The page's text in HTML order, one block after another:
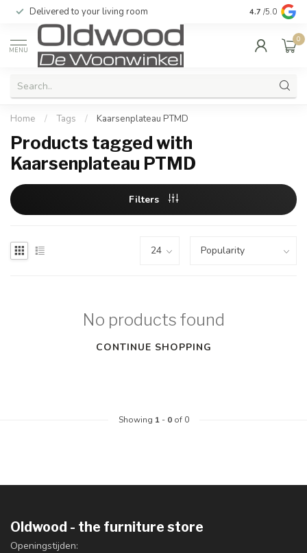
Delivered to your living room Quality &
4.7 /5.0
MENU
0
Home / Tags / Kaarsenplateau PTMD
Products tagged with
Kaarsenplateau PTMD
Filters
No products found
CONTINUE SHOPPING
Showing 1- 0of 0
Oldwood - the furniture store
Openingstijden: